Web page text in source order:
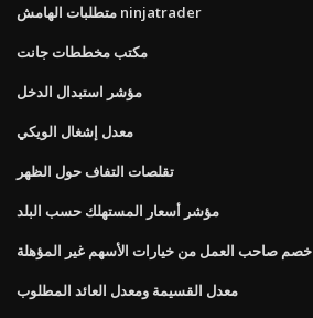
متطلبات الهامش ninjatrader
مكتب مخططات جانت
مؤشر استبدال الدخل
معدل إشغال الويكي
تقلصات التفاف حول الظهر
مؤشر أسعار المستهلك حسب البلد
خصم صاحب العمل من خيارات الأسهم غير المؤهلة
معدل القسيمة ومعدل العائد المطلوب